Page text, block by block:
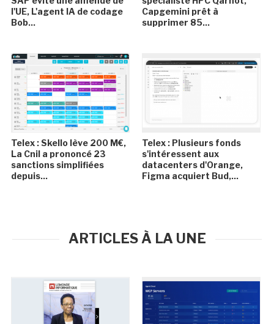
l'UE, L'agent IA de codage
Bob...
Capgemini prêt à
supprimer 85...
Telex : Skello lève 200 M€,
La Cnil a prononcé 23
sanctions simplifiées
depuis...
Telex : Plusieurs fonds
s'intéressent aux
datacenters d'Orange,
Figma acquiert Bud,...
ARTICLES À LA UNE